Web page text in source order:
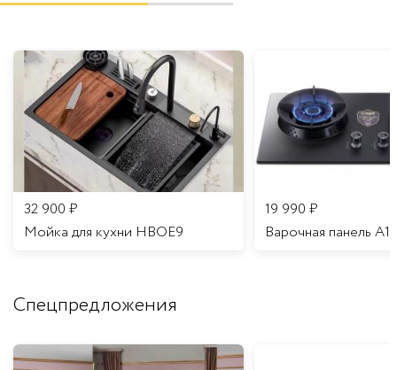
32 900 ₽
Мойка для кухни HBOE9
19 990 ₽
Варочная панель A16
Спецпредложения